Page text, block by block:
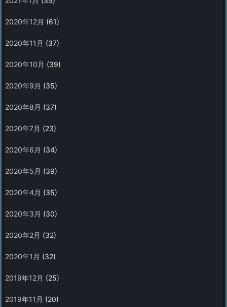
2020年12月 (61)
2020年11月 (37)
2020年10月 (39)
2020年9月 (35)
2020年8月 (37)
2020年7月 (23)
2020年6月 (34)
2020年5月 (39)
2020年4月 (35)
2020年3月 (30)
2020年2月 (32)
2020年1月 (32)
2019年12月 (25)
2019年11月 (20)